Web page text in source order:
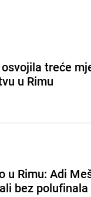
treće
u Rimu
u Rimu: Adi
bez polufinala